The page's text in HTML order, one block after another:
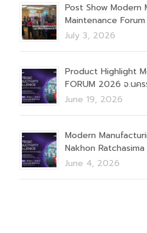
Post Show Modern
Maintenance
July 3, 2026
Product Highlight
FORUM 2026 จ.นคร
June 19, 2026
Modern
Nakhon Ratchasima
June 4, 2026